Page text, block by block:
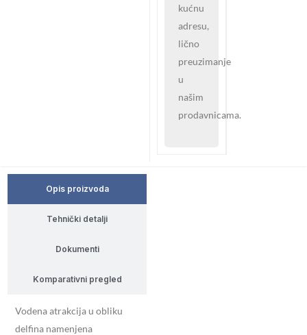
kućnu
adresu,
lično
preuzimanje
u
našim
prodavnicama.
Opis proizvoda
Tehnički detalji
Dokumenti
Komparativni pregled
Vodena atrakcija u obliku
delfina namenjena